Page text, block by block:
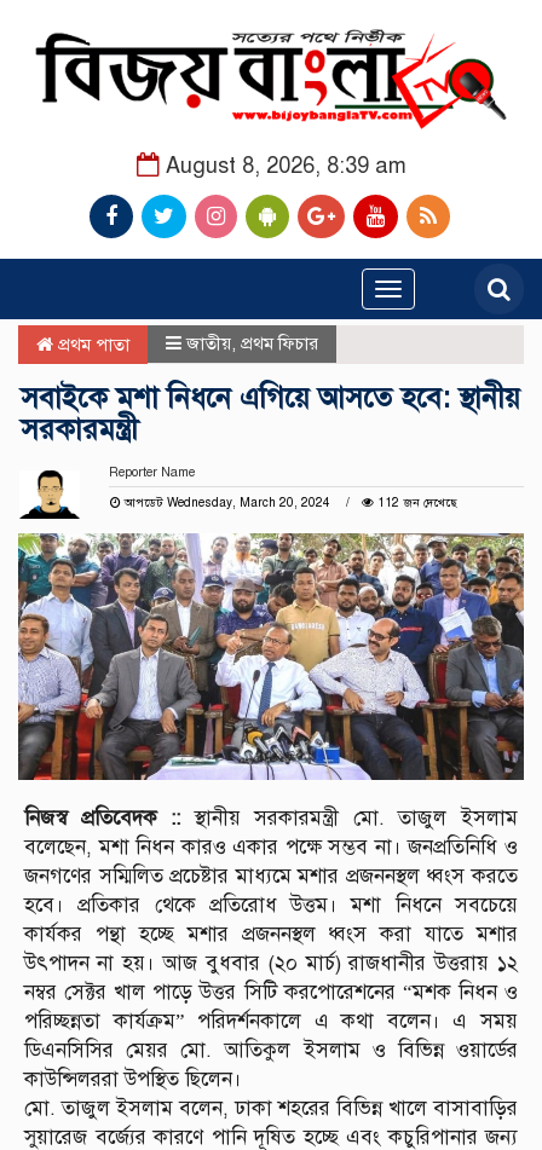
August 8, 2026, 8:39 am
Toggle
navigation
প্রথম পাতা জাতীয় প্রথম ফিচার
সবাইকে মশা নিধনে এগিয়ে আসতে হবে: স্থানীয়
সরকারমন্ত্রী
Reporter Name
আপডেট Wednesday, March 20, 2024
112 জন দেখেছে
নিজস্ব প্রতিবেদক ::স্থানীয় সরকারমন্ত্রী মো. তাজুল ইসলাম
বলেছেন, মশা নিধন কারও একার পক্ষে সম্ভব না। জনপ্রতিনিধি ও
জনগণের সম্মিলিত প্রচেষ্টার মাধ্যমে মশার প্রজননস্থল ধ্বংস করতে
হবে। প্রতিকার থেকে প্রতিরোধ উত্তম। মশা নিধনে সবচেয়ে
কার্যকর পন্থা হচ্ছে মশার প্রজননস্থল ধ্বংস করা যাতে মশার
উৎপাদন না হয়। আজ বুধবার (২০ মার্চ) রাজধানীর উত্তরায় ১২
নম্বর সেক্টর খাল পাড়ে উত্তর সিটি করপোরেশনের “মশক নিধন ও
পরিচ্ছন্নতা কার্যক্রম” পরিদর্শনকালে এ কথা বলেন। এ সময়
ডিএনসিসির মেয়র মো. আতিকুল ইসলাম ও বিভিন্ন ওয়ার্ডের
কাউন্সিলররা উপস্থিত ছিলেন।
মো. তাজুল ইসলাম বলেন, ঢাকা শহরের বিভিন্ন খালে বাসাবাড়ির
সুয়ারেজ বর্জ্যের কারণে পানি দূষিত হচ্ছে এবং কচুরিপানার জন্য